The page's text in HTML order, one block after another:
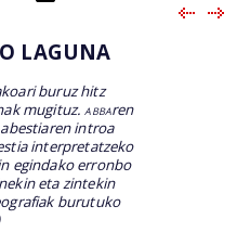
LAGUNA
buruz hitz
mugituz.abbaren
abestiaren introa
interpretatzeko
egindako erronbo
eta zintekin
burutuko